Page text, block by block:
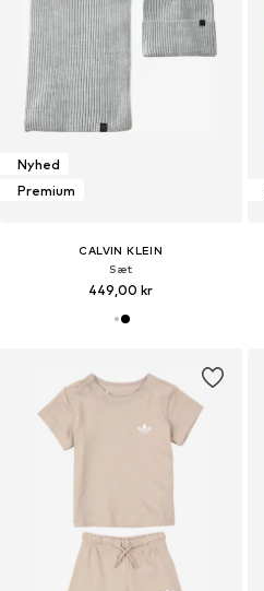
Nyhed
Premium
CALVIN KLEIN
Sæt
449,00 kr